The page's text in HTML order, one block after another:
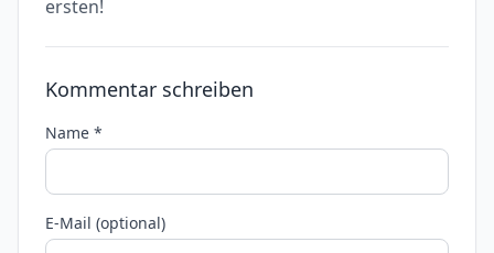
ersten!
Kommentar schreiben
Name *
E-Mail (optional)